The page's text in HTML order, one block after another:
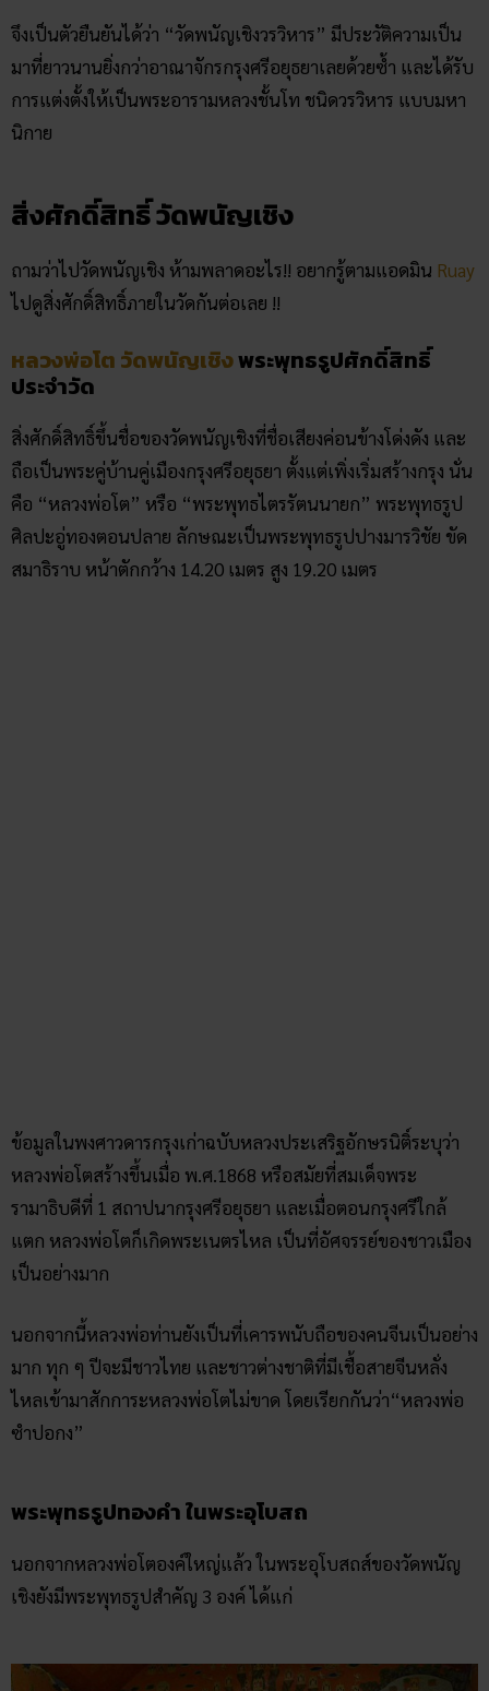
จึงเป็นตัวยืนยันได้ว่า “วัดพนัญเชิงวรวิหาร” มีประวัติความเป็น
มาที่ยาวนานยิ่งกว่าอาณาจักรกรุงศรีอยุธยาเลยด้วยซ้ำ และได้รับ
การแต่งตั้งให้เป็นพระอารามหลวงชั้นโท ชนิดวรวิหาร แบบมหา
นิกาย
สิ่งศักดิ์สิทธิ์ วัดพนัญเชิง
ถามว่าไปวัดพนัญเชิง ห้ามพลาดอะไร!! อยากรู้ตามแอดมิน Ruay
ไปดูสิ่งศักดิ์สิทธิ์ภายในวัดกันต่อเลย !!
หลวงพ่อโต วัดพนัญเชิงพระพุทธรูปศักดิ์สิทธิ์
ประจำวัด
สิ่งศักดิ์สิทธิ์ขึ้นชื่อของวัดพนัญเชิงที่ชื่อเสียงค่อนข้างโด่งดัง และ
ถือเป็นพระคู่บ้านคู่เมืองกรุงศรีอยุธยา ตั้งแต่เพิ่งเริ่มสร้างกรุง นั่น
คือ “หลวงพ่อโต” หรือ “พระพุทธไตรรัตนนายก” พระพุทธรูป
ศิลปะอู่ทองตอนปลาย ลักษณะเป็นพระพุทธรูปปางมารวิชัย ขัด
สมาธิราบ หน้าตักกว้าง 14.20 เมตร สูง 19.20 เมตร
ข้อมูลในพงศาวดารกรุงเก่าฉบับหลวงประเสริฐอักษรนิติ์ระบุว่า
หลวงพ่อโตสร้างขึ้นเมื่อ พ.ศ.1868 หรือสมัยที่สมเด็จพระ
รามาธิบดีที่ 1 สถาปนากรุงศรีอยุธยา และเมื่อตอนกรุงศรีใกล้
แตก หลวงพ่อโตก็เกิดพระเนตรไหล เป็นที่อัศจรรย์ของชาวเมือง
เป็นอย่างมาก
นอกจากนี้หลวงพ่อท่านยังเป็นที่เคารพนับถือของคนจีนเป็นอย่าง
มาก ทุก ๆ ปีจะมีชาวไทย และชาวต่างชาติที่มีเชื้อสายจีนหลั่ง
ไหลเข้ามาสักการะหลวงพ่อโตไม่ขาด โดยเรียกกันว่า“หลวงพ่อ
ซำปอกง”
พระพุทธรูปทองคำ ในพระอุโบสถ
นอกจากหลวงพ่อโตองค์ใหญ่แล้ว ในพระอุโบสถส์ของวัดพนัญ
เชิงยังมีพระพุทธรูปสำคัญ 3 องค์ ได้แก่